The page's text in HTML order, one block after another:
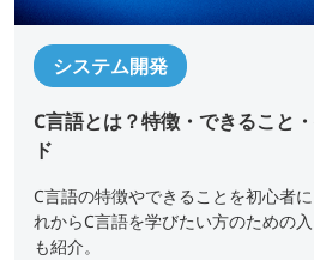
システム開発
C言語とは？特徴・できること
ド
C言語の特徴やできることを初心者
れからC言語を学びたい方のための
も紹介。